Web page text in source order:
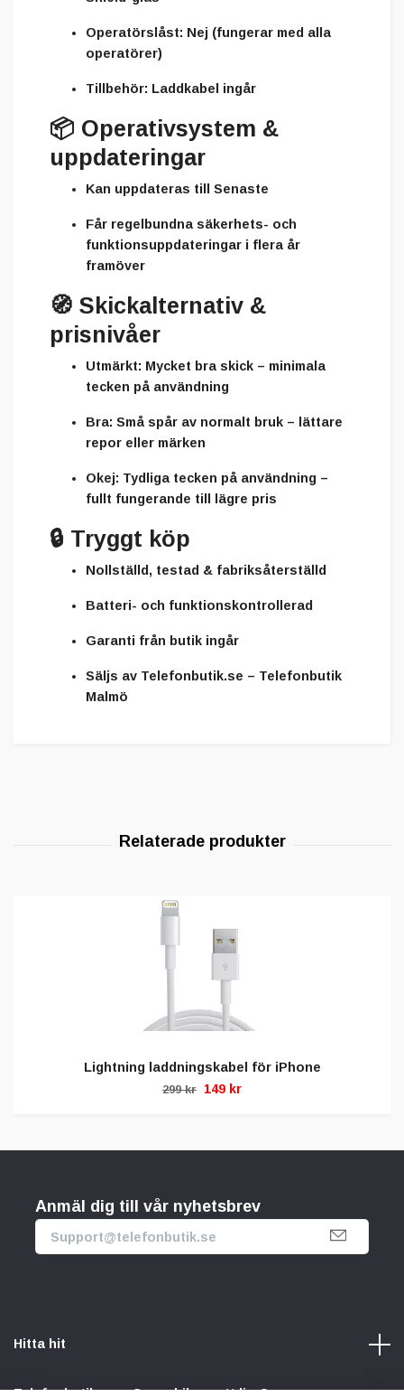
Operatörslåst: Nej (fungerar med alla
operatörer)
Tillbehör: Laddkabel ingår
📦 Operativsystem &
uppdateringar
Kan uppdateras till Senaste
Får regelbundna säkerhets- och
funktionsuppdateringar i flera år
framöver
🧭 Skickalternativ &
prisnivåer
Utmärkt: Mycket bra skick – minimala
tecken på användning
Bra: Små spår av normalt bruk – lättare
repor eller märken
Okej: Tydliga tecken på användning –
fullt fungerande till lägre pris
🔒 Tryggt köp
Nollställd, testad & fabriksåterställd
Batteri- och funktionskontrollerad
Garanti från butik ingår
Säljs av Telefonbutik.se – Telefonbutik
Malmö
Lightning laddningskabel för iPhone
299 kr 149 kr
Anmäl dig till vår nyhetsbrev
Hitta hit
Telefonbutik.se – Ge mobilen nytt liv. Spara pengar.